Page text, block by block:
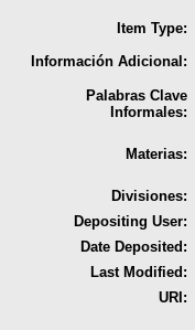
Item Type:
Información Adicional:
Palabras Clave
Informales:
Materias:
Divisiones:
Depositing User:
Date Deposited:
Last Modified:
URI: